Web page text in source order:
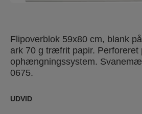
Flipoverblok 59x80 cm, blank
ark 70 g træfrit papir. Perforeret
ophængningssystem.
0675.
UDVID